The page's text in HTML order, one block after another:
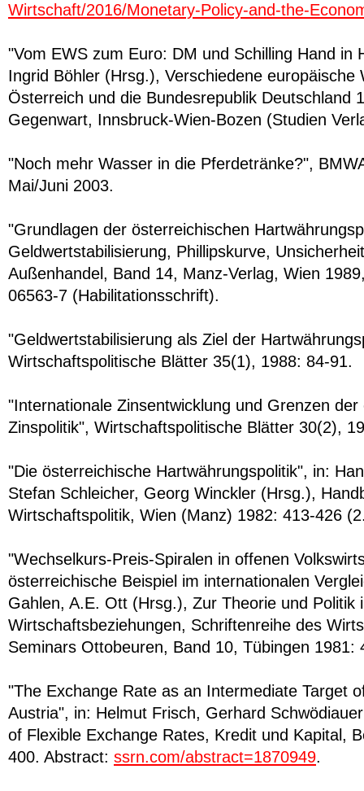
Wirtschaft/2016/Monetary-Policy-and-the-
"Vom EWS zum Euro: DM und Schilling Hand in
Ingrid Böhler (Hrsg.), Verschiedene europäische
Österreich und die Bundesrepublik Deutschland
Gegenwart, Innsbruck-Wien-Bozen (Studien
"Noch mehr Wasser in die Pferdetränke?",
Mai/Juni 2003.
"Grundlagen der österreichischen
Geldwertstabilisierung, Phillipskurve,
Außenhandel, Band 14, Manz-Verlag, Wien
06563-7 (Habilitationsschrift).
"Geldwertstabilisierung als Ziel der
Wirtschaftspolitische Blätter 35(1), 1988: 84-91.
"Internationale Zinsentwicklung und Grenzen
Zinspolitik", Wirtschaftspolitische Blätter 30(2),
"Die österreichische Hartwährungspolitik", in:
Stefan Schleicher, Georg Winckler (Hrsg.),
Wirtschaftspolitik, Wien (Manz) 1982: 413-426
"Wechselkurs-Preis-Spiralen in offenen
österreichische Beispiel im internationalen
Gahlen, A.E. Ott (Hrsg.), Zur Theorie und Politik
Wirtschaftsbeziehungen, Schriftenreihe des
Seminars Ottobeuren, Band 10, Tübingen 1981:
"The Exchange Rate as an Intermediate Target
Austria", in: Helmut Frisch, Gerhard
of Flexible Exchange Rates, Kredit und Kapital,
400. Abstract: ssrn.com/abstract=1870949.